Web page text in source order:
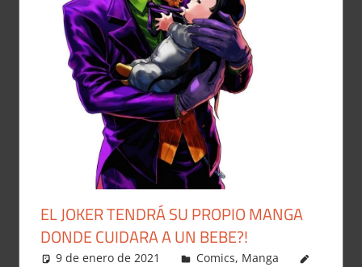
EL JOKER TENDRÁ SU PROPIO MANGA
DONDE CUIDARA A UN BEBE?!
9 de enero de 2021 Carlitox Banana
Comics, Manga